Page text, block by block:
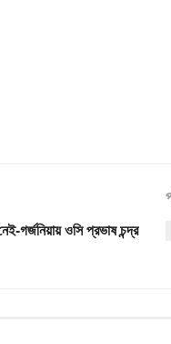
গর্জনিয়ায় ওসি প্রভাষ চন্দ্র